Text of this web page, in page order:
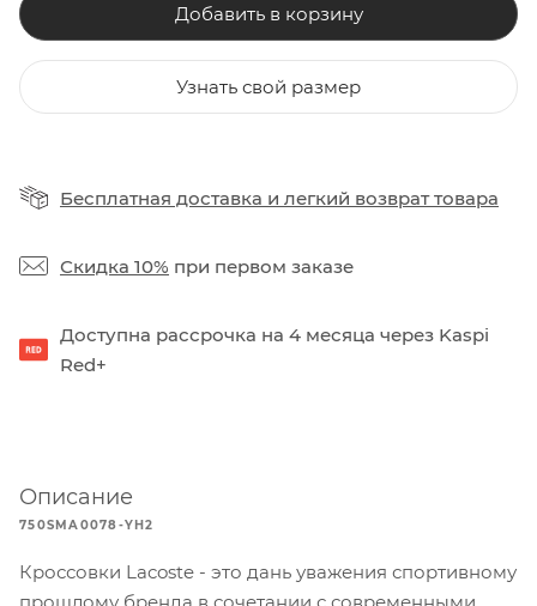
Добавить в корзину
Узнать свой размер
Бесплатная доставка и легкий возврат товара
Скидка 10% при первом заказе
Доступна рассрочка на 4 месяца через Kaspi
Red+
Описание
750SMA0078-YH2
Кроссовки Lacoste - это дань уважения спортивному